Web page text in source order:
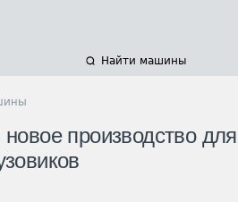
Найти машины
производство для